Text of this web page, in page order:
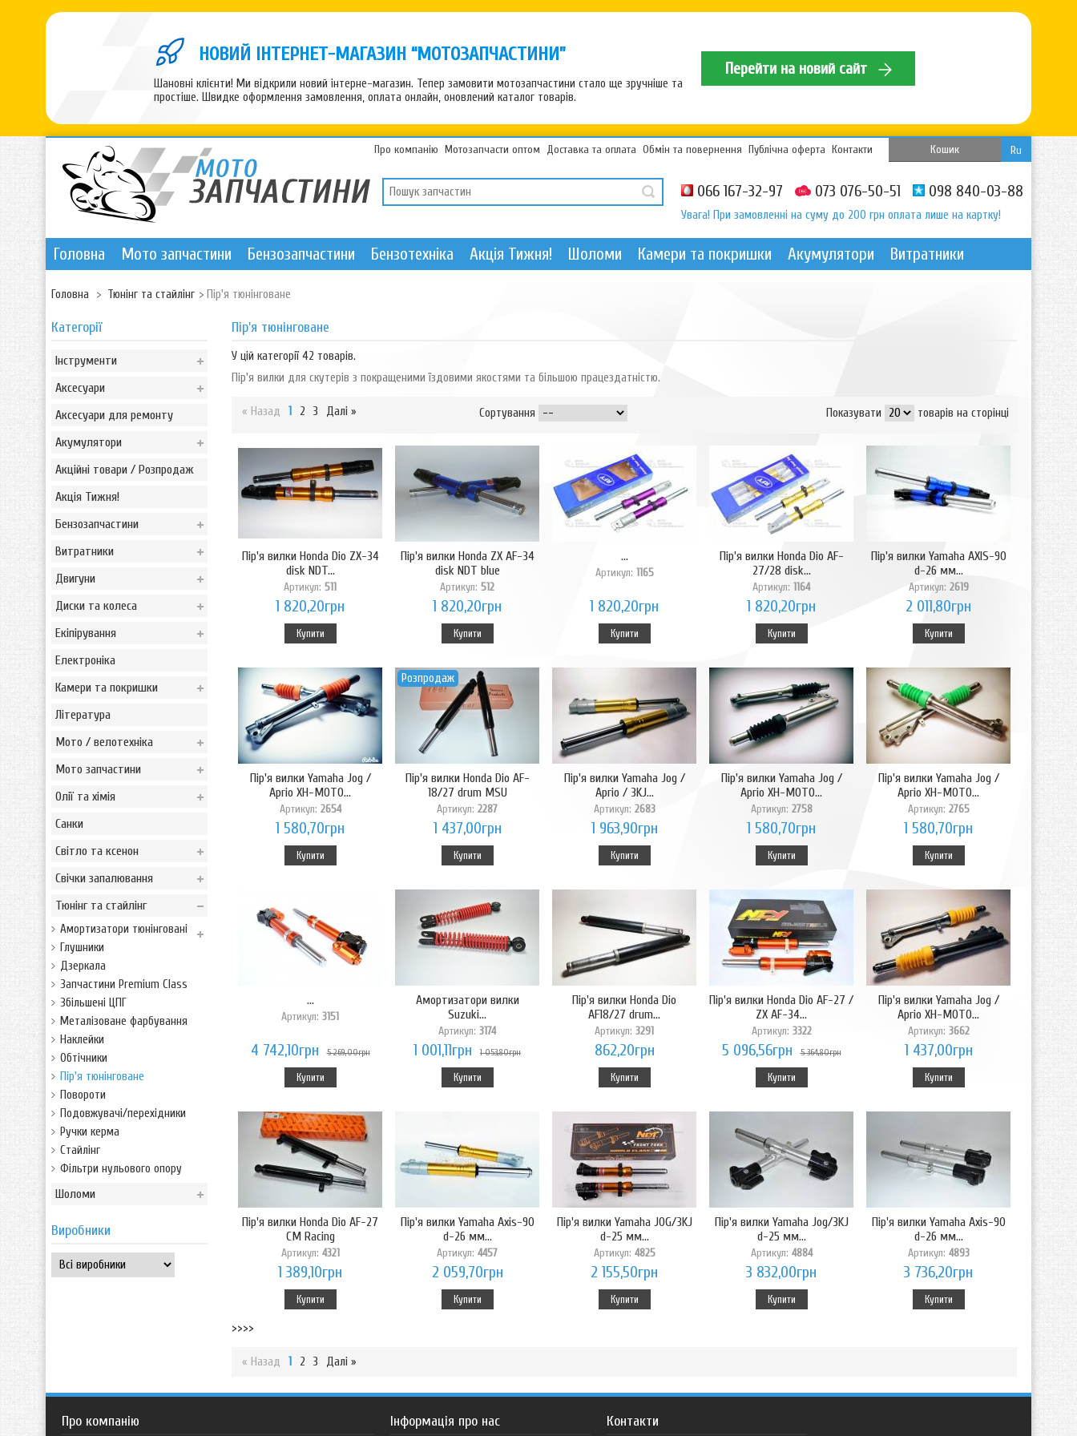
НОВИЙ ІНТЕРНЕТ-МАГАЗИН “МОТОЗАПЧАСТИНИ”
Шановні клієнти! Ми відкрили новий інтерне-магазин. Тепер замовити мотозапчастини стало ще зручніше та
простіше. Швидке оформлення замовлення, оплата онлайн, оновлений каталог товарів.
Перейти на новий сайт
Ru
Про компанію Мотозапчасти оптом Доставка та оплата Обмін та повернення Публічна оферта Контакти Кошик
066 167-32-97 073 076-50-51 098 840-03-88
Увага! При замовленні на суму до 200 грн оплата лише на картку!
Головна Мото запчастини Бензозапчастини Бензотехніка Акція Тижня! Шоломи Камери та покришки Акумулятори Витратники
Головна > Тюнінг та стайлінг > Пір'я тюнінговане
Категорії
Інструменти
Аксесуари
Аксесуари для ремонту
Акумулятори
Акційні товари / Розпродаж
Акція Тижня!
Бензозапчастини
Витратники
Двигуни
Диски та колеса
Екіпірування
Електроніка
Камери та покришки
Література
Мото / велотехніка
Мото запчастини
Олії та хімія
Санки
Світло та ксенон
Свічки запалювання
Тюнінг та стайлінг
Амортизатори тюнінговані
Глушники
Дзеркала
Запчастини Premium Class
Збільшені ЦПГ
Металізоване фарбування
Наклейки
Обтічники
Пір'я тюнінговане
Повороти
Подовжувачі/перехідники
Ручки керма
Стайлінг
Фільтри нульового опору
Шоломи
Виробники
Пір'я тюнінговане
У цій категорії 42 товарів.
Пір'я вилки для скутерів з покращеними їздовими якостями та більшою працездатністю.
« Назад 1 2 3 Далі » Показувати товарів на сторінці
Сортування
Пір'я вилки Honda Dio ZX-34
disk NDT...
Артикул: 511
1 820,20грн
Купити
Пір'я вилки Honda ZX AF-34
disk NDT blue
Артикул: 512
1 820,20грн
Купити
...
Артикул: 1165
1 820,20грн
Купити
Пір'я вилки Honda Dio AF-
27/28 disk...
Артикул: 1164
1 820,20грн
Купити
Пір'я вилки Yamaha AXIS-90
d-26 мм...
Артикул: 2619
2 011,80грн
Купити
Пір'я вилки Yamaha Jog /
Aprio XH-MOTO...
Артикул: 2654
1 580,70грн
Купити
Розпродаж
Пір'я вилки Honda Dio AF-
18/27 drum MSU
Артикул: 2287
1 437,00грн
Купити
Пір'я вилки Yamaha Jog /
Aprio / 3KJ...
Артикул: 2683
1 963,90грн
Купити
Пір'я вилки Yamaha Jog /
Aprio XH-MOTO...
Артикул: 2758
1 580,70грн
Купити
Пір'я вилки Yamaha Jog /
Aprio XH-MOTO...
Артикул: 2765
1 580,70грн
Купити
...
Артикул: 3151
4 742,10грн 5 269,00грн
Купити
Амортизатори вилки
Suzuki...
Артикул: 3174
1 001,11грн 1 053,80грн
Купити
Пір'я вилки Honda Dio
AF18/27 drum...
Артикул: 3291
862,20грн
Купити
Пір'я вилки Honda Dio AF-27 /
ZX AF-34...
Артикул: 3322
5 096,56грн 5 364,80грн
Купити
Пір'я вилки Yamaha Jog /
Aprio XH-MOTO...
Артикул: 3662
1 437,00грн
Купити
Пір'я вилки Honda Dio AF-27
CM Racing
Артикул: 4321
1 389,10грн
Купити
Пір'я вилки Yamaha Axis-90
d-26 мм...
Артикул: 4457
2 059,70грн
Купити
Пір'я вилки Yamaha JOG/3KJ
d-25 мм...
Артикул: 4825
2 155,50грн
Купити
Пір'я вилки Yamaha Jog/3KJ
d-25 мм...
Артикул: 4884
3 832,00грн
Купити
Пір'я вилки Yamaha Axis-90
d-26 мм...
Артикул: 4893
3 736,20грн
Купити
>>>>
« Назад 1 2 3 Далі »
Про компанію Інформація про нас Контакти